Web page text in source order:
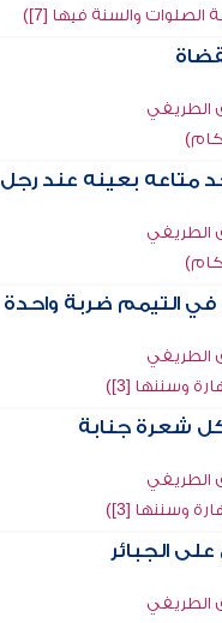
والسنة فيها [7])
الطريفي
متاعه بعينه عند رجل
الطريفي
في التيمم ضربة واحدة
الطريفي
وسننها [3])
شعرة جنابة
الطريفي
وسننها [3])
الجبائر
الطريفي